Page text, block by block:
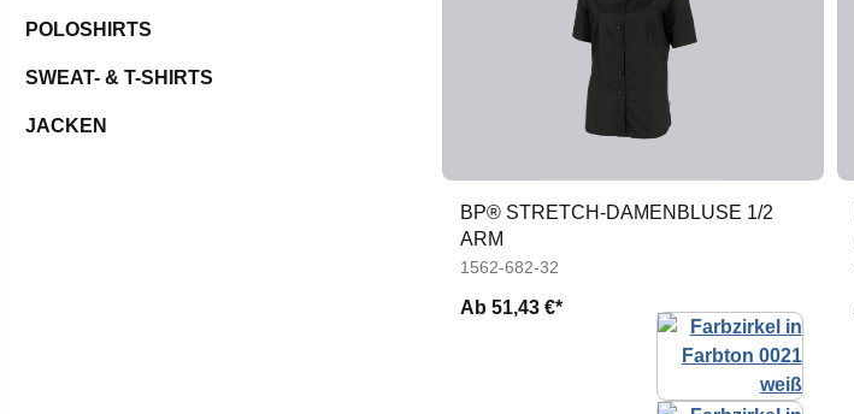
POLOSHIRTS
SWEAT- & T-SHIRTS
JACKEN
BP® STRETCH-DAMENBLUSE 1/2
ARM
1562-682-32
Ab 51,43 €*